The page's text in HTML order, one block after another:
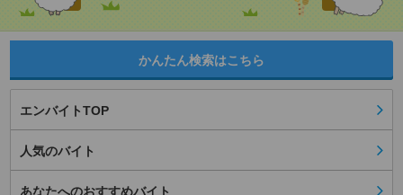
かんたん検索はこちら
エンバイトTOP
人気のバイト
あなたへのおすすめバイト